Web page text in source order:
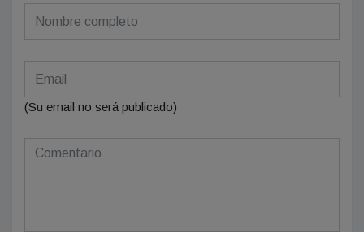
(Su email no será publicado)